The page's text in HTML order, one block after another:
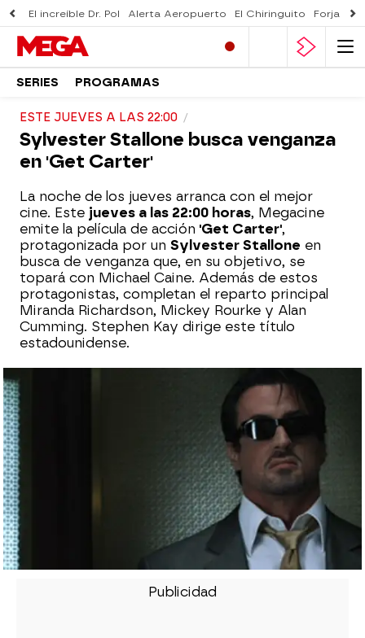
El increíble Dr. Pol Alerta Aeropuerto El Chiringuito Forjado
SERIES PROGRAMAS
ESTE JUEVES A LAS 22:00
Sylvester Stallone busca venganza
en 'Get Carter'
La noche de los jueves arranca con el mejor
cine. Este jueves a las 22:00 horas, Megacine
emite la película de acción 'Get Carter',
protagonizada por un Sylvester Stallone en
busca de venganza que, en su objetivo, se
topará con Michael Caine. Además de estos
protagonistas, completan el reparto principal
Miranda Richardson, Mickey Rourke y Alan
Cumming. Stephen Kay dirige este título
estadounidense.